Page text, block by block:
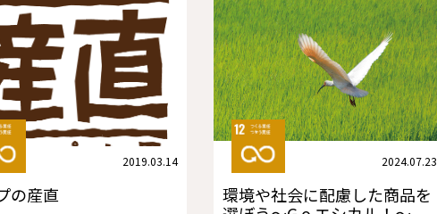
2019.03.14
の産直
2024.07.23
環境や社会に配慮した商品を